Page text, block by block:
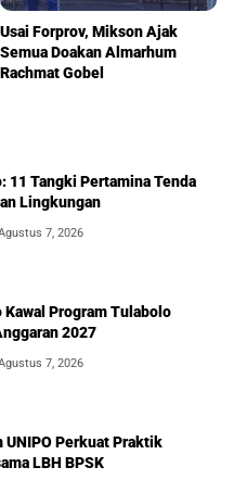
Usai Forprov, Mikson Ajak
Semua Doakan Almarhum
Rachmat Gobel
11 Tangki Pertamina Tenda
Lingkungan
7, 2026
Kawal Program Tulabolo
2027
7, 2026
UNIPO Perkuat Praktik
LBH BPSK